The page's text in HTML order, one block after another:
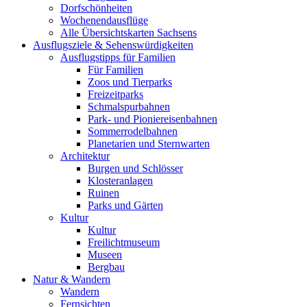
Dorfschönheiten
Wochenendausflüge
Alle Übersichtskarten Sachsens
Ausflugsziele & Sehenswürdigkeiten
Ausflugstipps für Familien
Für Familien
Zoos und Tierparks
Freizeitparks
Schmalspurbahnen
Park- und Pioniereisenbahnen
Sommerrodelbahnen
Planetarien und Sternwarten
Architektur
Burgen und Schlösser
Klosteranlagen
Ruinen
Parks und Gärten
Kultur
Kultur
Freilichtmuseum
Museen
Bergbau
Natur & Wandern
Wandern
Fernsichten